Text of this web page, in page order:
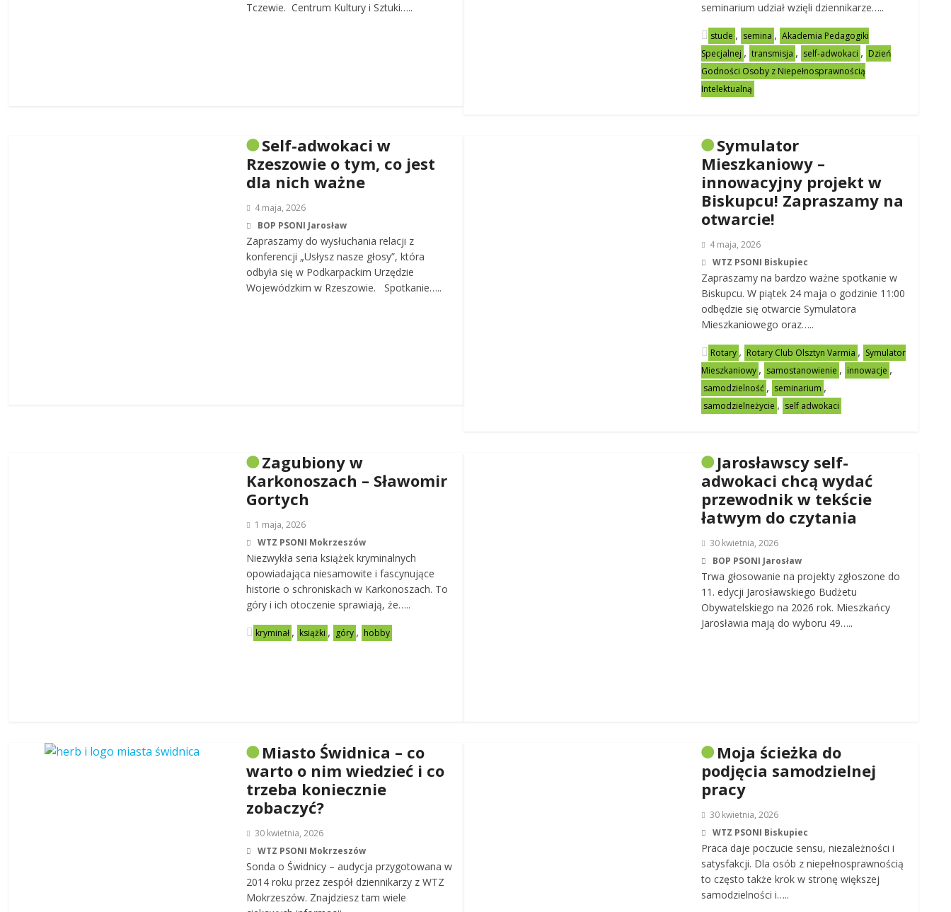
Tczewie. Centrum Kultury i Sztuki…..
seminarium udział wzięli dziennikarze…..
stude , semina , Akademia Pedagogiki
Specjalnej , transmisja , self-adwokaci , Dzień
Godności Osoby z Niepełnosprawnością
Intelektualną
Self-adwokaci w
Rzeszowie o tym, co jest
dla nich ważne
4 maja, 2026
BOP PSONI Jarosław
Zapraszamy do wysłuchania relacji z
konferencji „Usłysz nasze głosy”, która
odbyła się w Podkarpackim Urzędzie
Wojewódzkim w Rzeszowie. Spotkanie…..
Symulator
Mieszkaniowy –
innowacyjny projekt w
Biskupcu! Zapraszamy na
otwarcie!
4 maja, 2026
WTZ PSONI Biskupiec
Zapraszamy na bardzo ważne spotkanie w
Biskupcu. W piątek 24 maja o godzinie 11:00
odbędzie się otwarcie Symulatora
Mieszkaniowego oraz…..
Rotary , Rotary Club Olsztyn Varmia , Symulator
Mieszkaniowy , samostanowienie , innowacje ,
samodzielność , seminarium ,
samodzielneżycie , self adwokaci
Zagubiony w
Karkonoszach – Sławomir
Gortych
1 maja, 2026
WTZ PSONI Mokrzeszów
Niezwykła seria książek kryminalnych
opowiadająca niesamowite i fascynujące
historie o schroniskach w Karkonoszach. To
góry i ich otoczenie sprawiają, że…..
kryminał , książki , góry , hobby
Jarosławscy self-
adwokaci chcą wydać
przewodnik w tekście
łatwym do czytania
30 kwietnia, 2026
BOP PSONI Jarosław
Trwa głosowanie na projekty zgłoszone do
11. edycji Jarosławskiego Budżetu
Obywatelskiego na 2026 rok. Mieszkańcy
Jarosławia mają do wyboru 49…..
Miasto Świdnica – co
warto o nim wiedzieć i co
trzeba koniecznie
zobaczyć?
30 kwietnia, 2026
WTZ PSONI Mokrzeszów
Sonda o Świdnicy – audycja przygotowana w
2014 roku przez zespół dziennikarzy z WTZ
Mokrzeszów. Znajdziesz tam wiele
Moja ścieżka do
podjęcia samodzielnej
pracy
30 kwietnia, 2026
WTZ PSONI Biskupiec
Praca daje poczucie sensu, niezależności i
satysfakcji. Dla osób z niepełnosprawnością
to często także krok w stronę większej
samodzielności i…..